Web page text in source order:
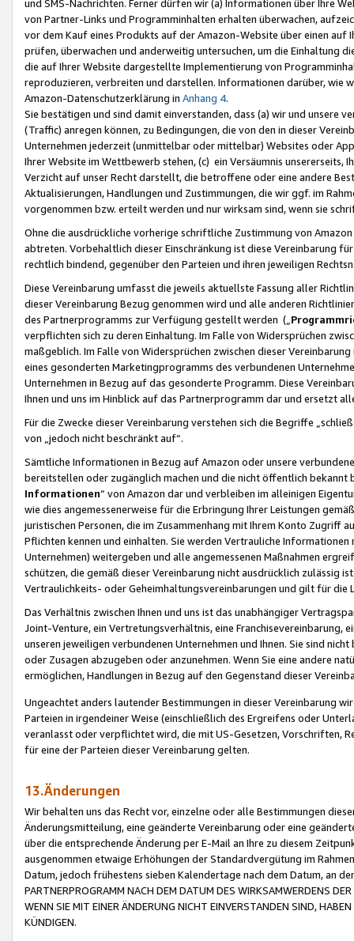
und SMS-Nachrichten. Ferner dürfen wir (a) Informationen über Ihre
von Partner-Links und Programminhalten erhalten überwachen,
vor dem Kauf eines Produkts auf der Amazon-Website über einen
prüfen, überwachen und anderweitig untersuchen, um die Einhaltung
die auf Ihrer Website dargestellte Implementierung von
reproduzieren, verbreiten und darstellen. Informationen darüber, wie
Amazon-Datenschutzerklärung in Anhang 4.
Sie bestätigen und sind damit einverstanden, dass (a) wir und
(Traffic) anregen können, zu Bedingungen, die von den in dieser
Unternehmen jederzeit (unmittelbar oder mittelbar) Websites oder
Ihrer Website im Wettbewerb stehen, (c) ein Versäumnis unsererseits,
Verzicht auf unser Recht darstellt, die betroffene oder eine andere
Aktualisierungen, Handlungen und Zustimmungen, die wir ggf. im
vorgenommen bzw. erteilt werden und nur wirksam sind, wenn sie
Ohne die ausdrückliche vorherige schriftliche Zustimmung von
abtreten. Vorbehaltlich dieser Einschränkung ist diese Vereinbarung
rechtlich bindend, gegenüber den Parteien und ihren jeweiligen
Diese Vereinbarung umfasst die jeweils aktuellste Fassung aller
dieser Vereinbarung Bezug genommen wird und alle anderen
des Partnerprogramms zur Verfügung gestellt werden („
verpflichten sich zu deren Einhaltung. Im Falle von Widersprüchen
maßgeblich. Im Falle von Widersprüchen zwischen dieser
eines gesonderten Marketingprogramms des verbundenen
Unternehmen in Bezug auf das gesonderte Programm. Diese
Ihnen und uns im Hinblick auf das Partnerprogramm dar und ersetzt
Für die Zwecke dieser Vereinbarung verstehen sich die Begriffe
von „jedoch nicht beschränkt auf“.
Sämtliche Informationen in Bezug auf Amazon oder unsere
bereitstellen oder zugänglich machen und die nicht öffentlich
Informationen“ von Amazon dar und verbleiben im alleinigen
wie dies angemessenerweise für die Erbringung Ihrer Leistungen
juristischen Personen, die im Zusammenhang mit Ihrem Konto
Pflichten kennen und einhalten. Sie werden Vertrauliche
Unternehmen) weitergeben und alle angemessenen Maßnahmen
schützen, die gemäß dieser Vereinbarung nicht ausdrücklich zulässig
Vertraulichkeits- oder Geheimhaltungsvereinbarungen und gilt für die
Das Verhältnis zwischen Ihnen und uns ist das unabhängiger
Joint-Venture, ein Vertretungsverhältnis, eine Franchisevereinbarung,
unseren jeweiligen verbundenen Unternehmen und Ihnen. Sie sind
oder Zusagen abzugeben oder anzunehmen. Wenn Sie eine andere
ermöglichen, Handlungen in Bezug auf den Gegenstand dieser
Ungeachtet anders lautender Bestimmungen in dieser Vereinbarung
Parteien in irgendeiner Weise (einschließlich des Ergreifens oder
veranlasst oder verpflichtet wird, die mit US-Gesetzen, Vorschriften,
für eine der Parteien dieser Vereinbarung gelten.
13.Änderungen
Wir behalten uns das Recht vor, einzelne oder alle Bestimmungen
Änderungsmitteilung, eine geänderte Vereinbarung oder eine
über die entsprechende Änderung per E-Mail an Ihre zu diesem
ausgenommen etwaige Erhöhungen der Standardvergütung im
Datum, jedoch frühestens sieben Kalendertage nach dem Datum, an
PARTNERPROGRAMM NACH DEM DATUM DES WIRKSAMWERDENS
WENN SIE MIT EINER ÄNDERUNG NICHT EINVERSTANDEN SIND,
KÜNDIGEN.